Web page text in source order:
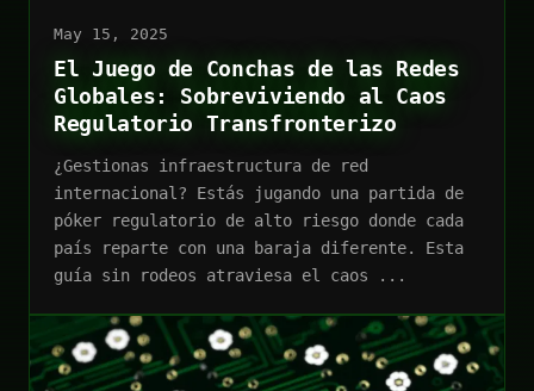
May 15, 2025
El Juego de Conchas de las Redes
Globales: Sobreviviendo al Caos
Regulatorio Transfronterizo
¿Gestionas infraestructura de red
internacional? Estás jugando una partida de
póker regulatorio de alto riesgo donde cada
país reparte con una baraja diferente. Esta
guía sin rodeos atraviesa el caos ...